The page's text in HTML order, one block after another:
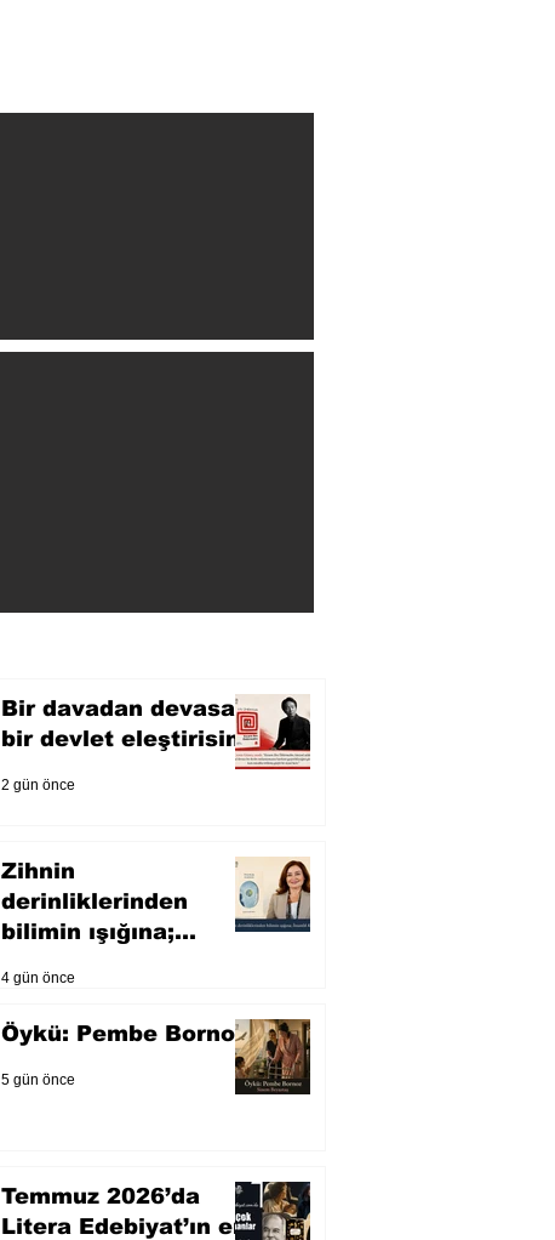
Bir davadan devasa
bir devlet eleştirisine
2 gün önce
Zihnin
derinliklerinden
bilimin ışığına;
4 gün önce
Öykü: Pembe Bornoz
5 gün önce
Temmuz 2026’da
Litera Edebiyat’ın en